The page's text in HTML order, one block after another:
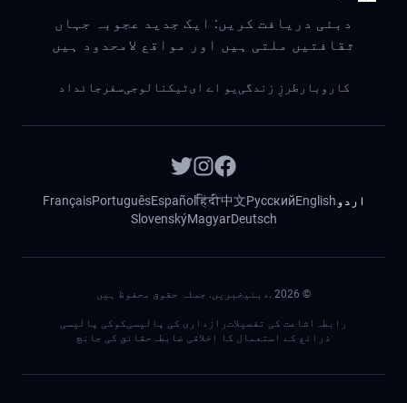
دبئی دریافت کریں: ایک جدید عجوبہ جہاں
ثقافتیں ملتی ہیں اور مواقع لامحدود ہیں
کاروبار طرزِ زندگی یو اے ایٹیکنالوجیسفر جائداد
اردو English
Русский
中文
हिंदी
Español
Português
Français
Deutsch
Magyar
Slovenský
©
2026 .دبئیخبریں. جملہ حقوق محفوظ ہیں
رابطہ اشاعت کی تفصیلاترازداری کی پالیسیکوکی پالیسی
ذرائع کے استعمال کا اخلاقی ضابطہ حقائق کی جانچ